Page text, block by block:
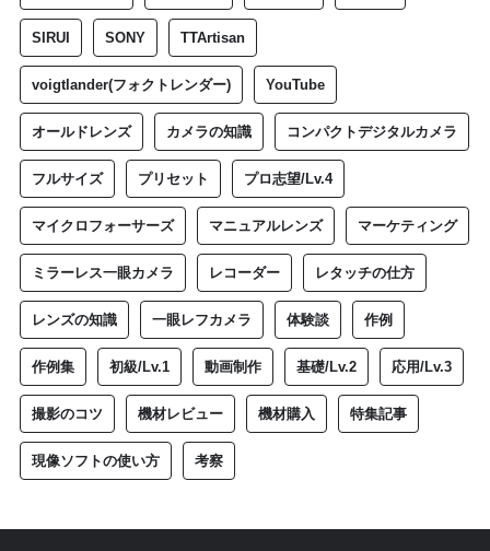
SIRUI SONY TTArtisan
voigtlander(フォクトレンダー) YouTube
オールドレンズ カメラの知識 コンパクトデジタルカメラ
フルサイズ プリセット プロ志望/Lv.4
マイクロフォーサーズ マニュアルレンズ マーケティング
ミラーレス一眼カメラ レコーダー レタッチの仕方
レンズの知識 一眼レフカメラ 体験談 作例
作例集 初級/Lv.1 動画制作 基礎/Lv.2 応用/Lv.3
撮影のコツ 機材レビュー 機材購入 特集記事
現像ソフトの使い方 考察